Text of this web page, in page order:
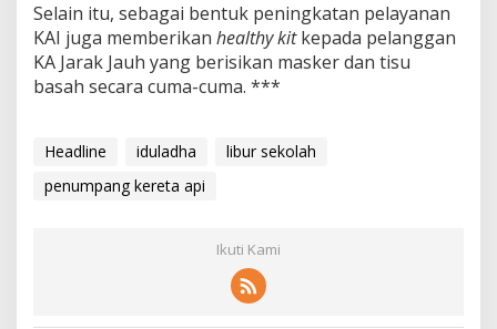
Selain itu, sebagai bentuk peningkatan pelayanan
KAI juga memberikan healthy kitkepada pelanggan
KA Jarak Jauh yang berisikan masker dan tisu
basah secara cuma-cuma. ***
Headline iduladha
libur sekolah
penumpang kereta api
Ikuti Kami